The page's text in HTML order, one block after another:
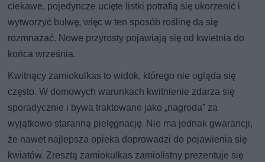
ciekawe, pojedyncze ucięte listki potrafią się ukorzenić i
wytworzyć bulwę, więc w ten sposób roślinę da się
rozmnażać. Nowe przyrosty pojawiają się od kwietnia do
końca września.
Kwitnący zamiokulkas to widok, którego nie ogląda się
często. W domowych warunkach kwitnienie zdarza się
sporadycznie i bywa traktowane jako „nagroda” za
wyjątkowo staranną pielęgnację. Nie ma jednak gwarancji,
że nawet najlepsza opieka doprowadzi do pojawienia się
kwiatów. Zresztą zamiokulkas zamiolistny prezentuje się